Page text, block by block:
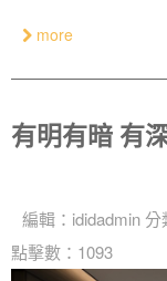
more
有明有暗 有
編輯： ididadmin 分
點擊數：1093